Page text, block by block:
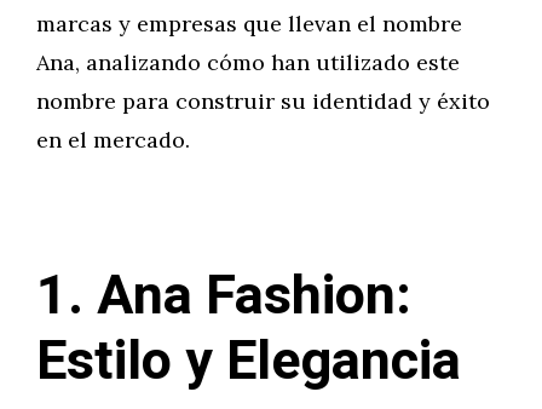
marcas y empresas que llevan el nombre
Ana, analizando cómo han utilizado este
nombre para construir su identidad y éxito
en el mercado.
1. Ana Fashion:
Estilo y Elegancia